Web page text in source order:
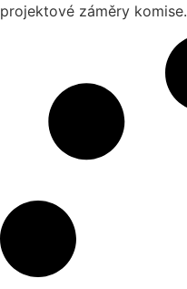
projektové záměry komise.